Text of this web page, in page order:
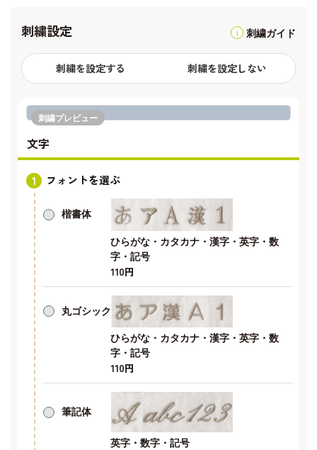
刺繍設定 刺繍ガイド
刺繍を設定する 刺繍を設定しない
刺繍プレビュー
文字
フォントを選ぶ
楷書体
ひらがな・カタカナ・漢字・英字・数
字・記号
110円
丸ゴシック
ひらがな・カタカナ・漢字・英字・数
字・記号
110円
筆記体
英字・数字・記号